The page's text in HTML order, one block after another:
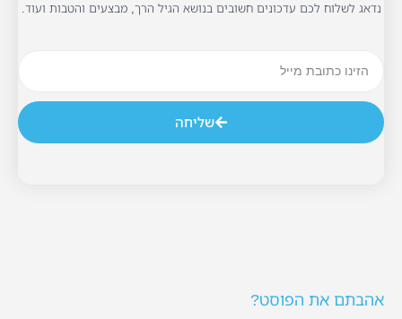
נדאג לשלוח לכם עדכונים חשובים בנושא הגיל הרך, מבצעים והטבות ועוד.
שליחה
אהבתם את הפוסט?